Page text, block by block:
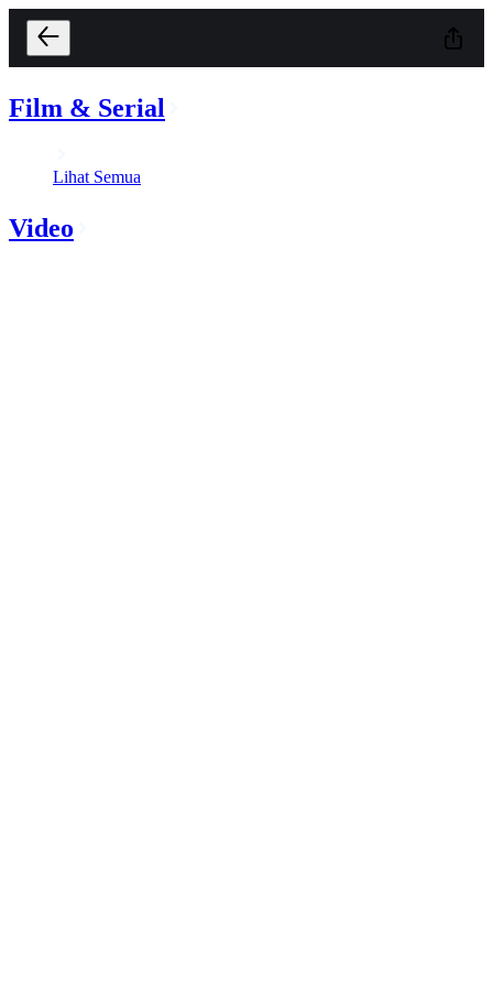
Film & Serial
Lihat Semua
Video